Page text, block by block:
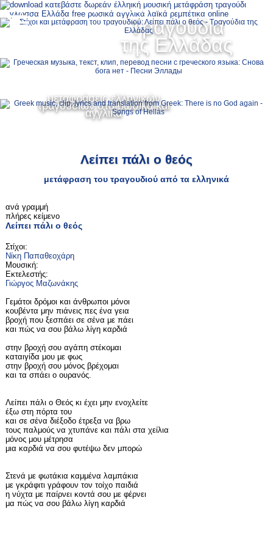
Τραγούδια
της Ελλάδας
μεταφράσεις ελληνικών
τραγουδιών στα ρωσικά και
αγγλικά
Ελληνικά
Русский
Λείπει πάλι ο θεός
μετάφραση του τραγουδιού από τα ελληνικά
ανά γραμμή
πλήρες κείμενο
Λείπει πάλι ο θεός
Στίχοι:
Νίκη Παπαθεοχάρη
Μουσική:
Εκτελεστής:
Γιώργος Μαζωνάκης
Γεμάτοι δρόμοι και άνθρωποι μόνοι
κουβέντα μην πιάνεις πες ένα γεια
βροχή που ξεσπάει σε σένα με πάει
και πώς να σου βάλω λίγη καρδιά
στην βροχή σου αγάπη στέκομαι
καταιγίδα μου με φως
στην βροχή σου μόνος βρέχομαι
και τα σπάει ο ουρανός.
Λείπει πάλι ο Θεός κι έχει μην ενοχλείτε
έξω στη πόρτα του
και σε σένα διέξοδο έτρεξα να βρω
τους παλμούς να χτυπάνε και πάλι στα χείλια
μόνος μου μέτρησα
μια καρδιά να σου φυτέψω δεν μπορώ
Στενά με φωτάκια καμμένα λαμπάκια
με γκράφιτι γράφουν τον τοίχο παιδιά
η νύχτα με παίρνει κοντά σου με φέρνει
μα πώς να σου βάλω λίγη καρδιά